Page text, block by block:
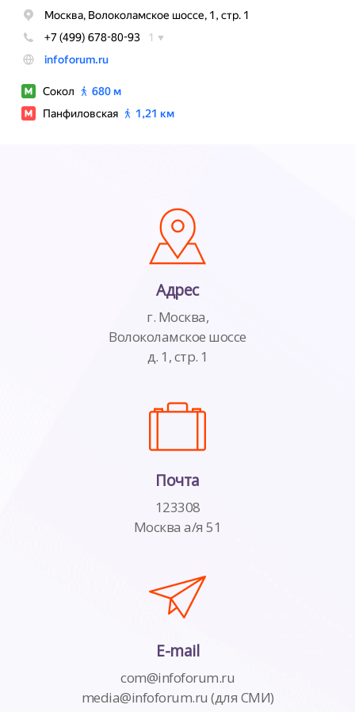
Адрес
г. Москва,
Волоколамское шоссе
д. 1, стр. 1
Почта
123308
Москва а/я 51
E-mail
com@infoforum.ru
media@infoforum.ru (для СМИ)